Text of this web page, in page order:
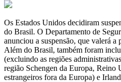
Os Estados Unidos decidiram
do Brasil. O Departamento de
anunciou a suspensão, que valerá a
Além do Brasil, também foram
(excluindo as regiões
região Schengen da Europa,
estrangeiros fora da Europa) e